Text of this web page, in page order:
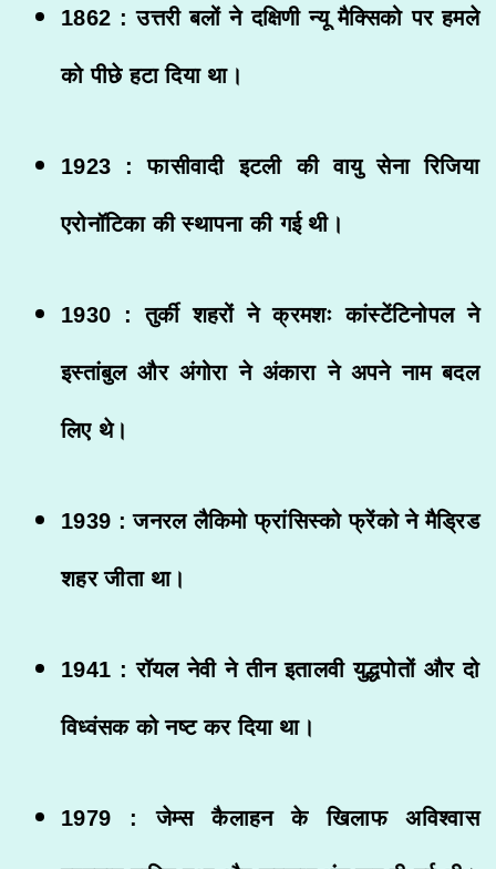
1862 : उत्तरी बलों ने दक्षिणी न्यू मैक्सिको पर हमले
को पीछे हटा दिया था।
1923 : फासीवादी इटली की वायु सेना रिजिया
एरोनॉटिका की स्थापना की गई थी।
1930 : तुर्की शहरों ने क्रमशः कांस्टेंटिनोपल ने
इस्तांबुल और अंगोरा ने अंकारा ने अपने नाम बदल
लिए थे।
1939 : जनरल लैकिमो फ्रांसिस्को फ्रेंको ने मैड्रिड
शहर जीता था।
1941 : रॉयल नेवी ने तीन इतालवी युद्धपोतों और दो
विध्वंसक को नष्ट कर दिया था।
1979 : जेम्स कैलाहन के खिलाफ अविश्वास